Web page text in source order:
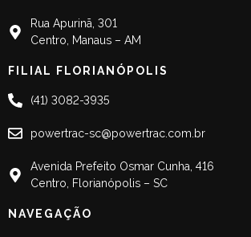
Rua Apurinã, 301
Centro, Manaus – AM
FILIAL FLORIANÓPOLIS
(41) 3082-3935
powertrac-sc@powertrac.com.br
Avenida Prefeito Osmar Cunha, 416
Centro, Florianópolis – SC
NAVEGAÇÃO